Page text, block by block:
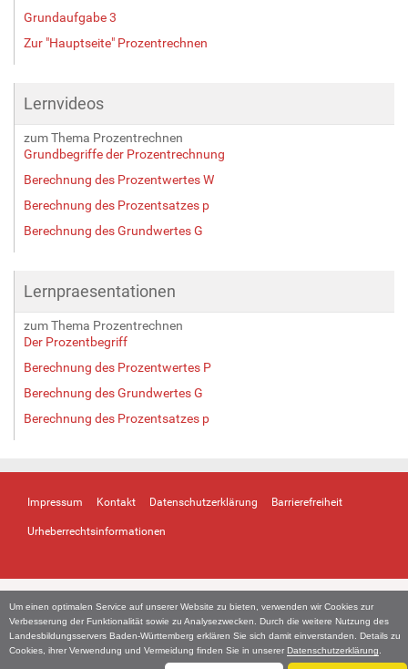
Um einen optimalen Service auf unserer Website zu bieten, verwenden wir Cookies zur
Verbesserung der Funktionalität sowie zu Analysezwecken. Durch die weitere Nutzung des
Landesbildungsservers Baden-Württemberg erklären Sie sich damit einverstanden. Details zu
Cookies, ihrer Verwendung und Vermeidung finden Sie in unserer Datenschutzerklärung
Grundaufgabe 3
Zur "Hauptseite" Prozentrechnen
Lernvideos
zum Thema Prozentrechnen
Grundbegriffe der Prozentrechnung
Berechnung des Prozentwertes W
Berechnung des Prozentsatzes p
Berechnung des Grundwertes G
Lernpraesentationen
zum Thema Prozentrechnen
Der Prozentbegriff
Berechnung des Prozentwertes P
Berechnung des Grundwertes G
Berechnung des Prozentsatzes p
Impressum Kontakt Datenschutzerklärung Barrierefreiheit
Urheberrechtsinformationen